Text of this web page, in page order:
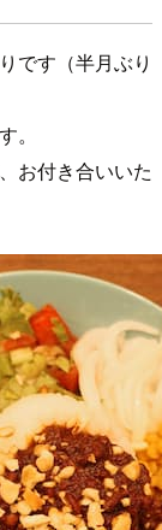
です（半月ぶり
。
お付き合いいた